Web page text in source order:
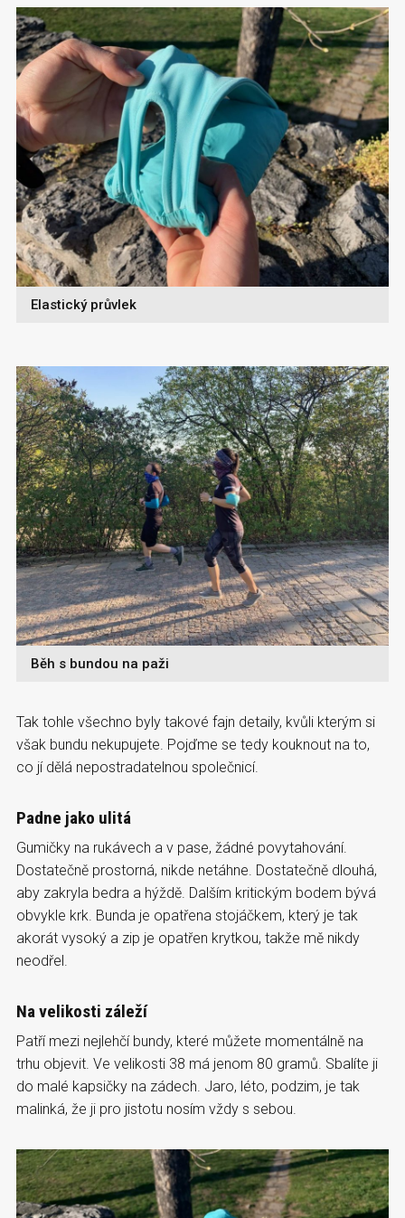
Elastický průvlek
Běh s bundou na paži
Tak tohle všechno byly takové fajn detaily, kvůli kterým si
však bundu nekupujete. Pojďme se tedy kouknout na to,
co jí dělá nepostradatelnou společnicí.
Padne jako ulitá
Gumičky na rukávech a v pase, žádné povytahování.
Dostatečně prostorná, nikde netáhne. Dostatečně dlouhá,
aby zakryla bedra a hýždě. Dalším kritickým bodem bývá
obvykle krk. Bunda je opatřena stojáčkem, který je tak
akorát vysoký a zip je opatřen krytkou, takže mě nikdy
neodřel.
Na velikosti záleží
Patří mezi nejlehčí bundy, které můžete momentálně na
trhu objevit. Ve velikosti 38 má jenom 80 gramů. Sbalíte ji
do malé kapsičky na zádech. Jaro, léto, podzim, je tak
malinká, že ji pro jistotu nosím vždy s sebou.